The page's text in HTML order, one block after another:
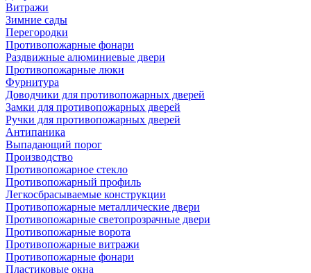
Витражи
Зимние сады
Перегородки
Противопожарные фонари
Раздвижные алюминиевые двери
Противопожарные люки
Фурнитура
Доводчики для противопожарных дверей
Замки для противопожарных дверей
Ручки для противопожарных дверей
Антипаника
Выпадающий порог
Производство
Противопожарное стекло
Противопожарный профиль
Легкосбрасываемые конструкции
Противопожарные металлические двери
Противопожарные светопрозрачные двери
Противопожарные ворота
Противопожарные витражи
Противопожарные фонари
Пластиковые окна